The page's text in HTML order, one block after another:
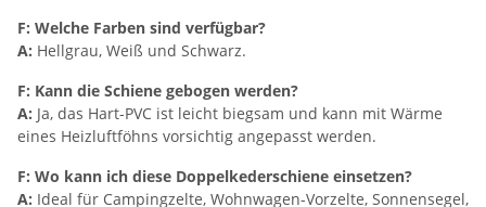
F: Welche Farben sind verfügbar?
A: Hellgrau, Weiß und Schwarz.
F: Kann die Schiene gebogen werden?
A: Ja, das Hart-PVC ist leicht biegsam und kann mit Wärme
eines Heizluftföhns vorsichtig angepasst werden.
F: Wo kann ich diese Doppelkederschiene einsetzen?
A: Ideal für Campingzelte, Wohnwagen-Vorzelte, Sonnensegel,